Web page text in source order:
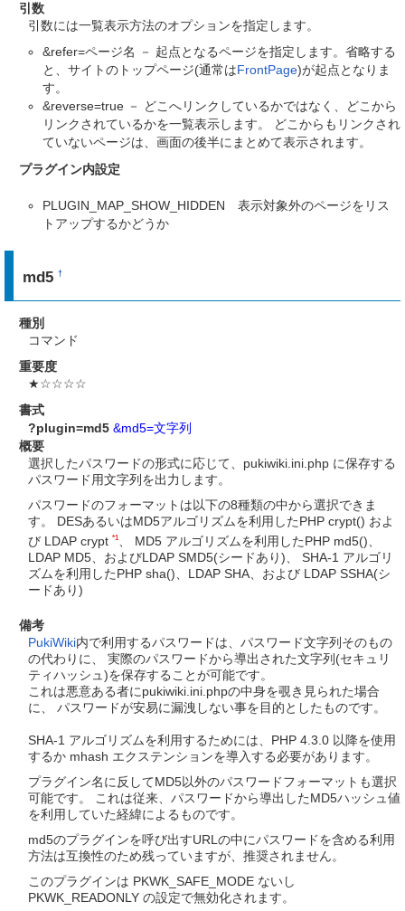
引数
引数には一覧表示方法のオプションを指定します。
&refer=ページ名 － 起点となるページを指定します。省略する
と、サイトのトップページ(通常はFrontPage)が起点となりま
す。
&reverse=true － どこへリンクしているかではなく、どこから
リンクされているかを一覧表示します。 どこからもリンクされ
ていないページは、画面の後半にまとめて表示されます。
プラグイン内設定
PLUGIN_MAP_SHOW_HIDDEN 表示対象外のページをリス
トアップするかどうか
md5†
種別
コマンド
重要度
★☆☆☆☆
書式
?plugin=md5 &md5=文字列
概要
選択したパスワードの形式に応じて、pukiwiki.ini.php に保存する
パスワード用文字列を出力します。
パスワードのフォーマットは以下の8種類の中から選択できま
す。 DESあるいはMD5アルゴリズムを利用したPHP crypt() およ
び LDAP crypt *1、 MD5 アルゴリズムを利用したPHP md5()、
LDAP MD5、およびLDAP SMD5(シードあり)、 SHA-1 アルゴリ
ズムを利用したPHP sha()、LDAP SHA、および LDAP SSHA(シ
ードあり)
備考
PukiWiki内で利用するパスワードは、パスワード文字列そのもの
の代わりに、 実際のパスワードから導出された文字列(セキュリ
ティハッシュ)を保存することが可能です。
これは悪意ある者にpukiwiki.ini.phpの中身を覗き見られた場合
に、 パスワードが安易に漏洩しない事を目的としたものです。
SHA-1 アルゴリズムを利用するためには、PHP 4.3.0 以降を使用
するか mhash エクステンションを導入する必要があります。
プラグイン名に反してMD5以外のパスワードフォーマットも選択
可能です。 これは従来、パスワードから導出したMD5ハッシュ値
を利用していた経緯によるものです。
md5のプラグインを呼び出すURLの中にパスワードを含める利用
方法は互換性のため残っていますが、推奨されません。
このプラグインは PKWK_SAFE_MODE ないし
PKWK_READONLY の設定で無効化されます。